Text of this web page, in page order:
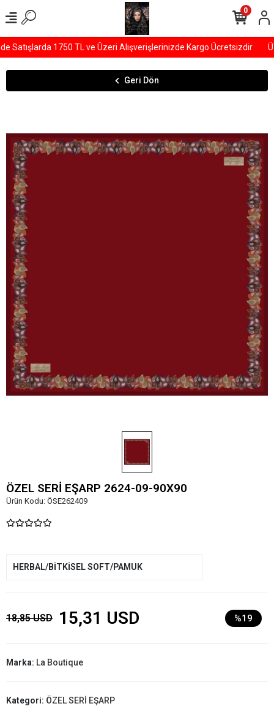
Satışlarda 1750 TL ve Üzeri Alışverişlerinizde Kargo Ücretsizdir
0
Geri Dön
ÖZEL SERİ EŞARP 2624-09-90X90
Ürün Kodu: ÖSE262409
HERBAL/BİTKİSEL SOFT/PAMUK
18,85 USD 15,31 USD %19
Marka: La Boutique
Kategori: ÖZEL SERİ EŞARP